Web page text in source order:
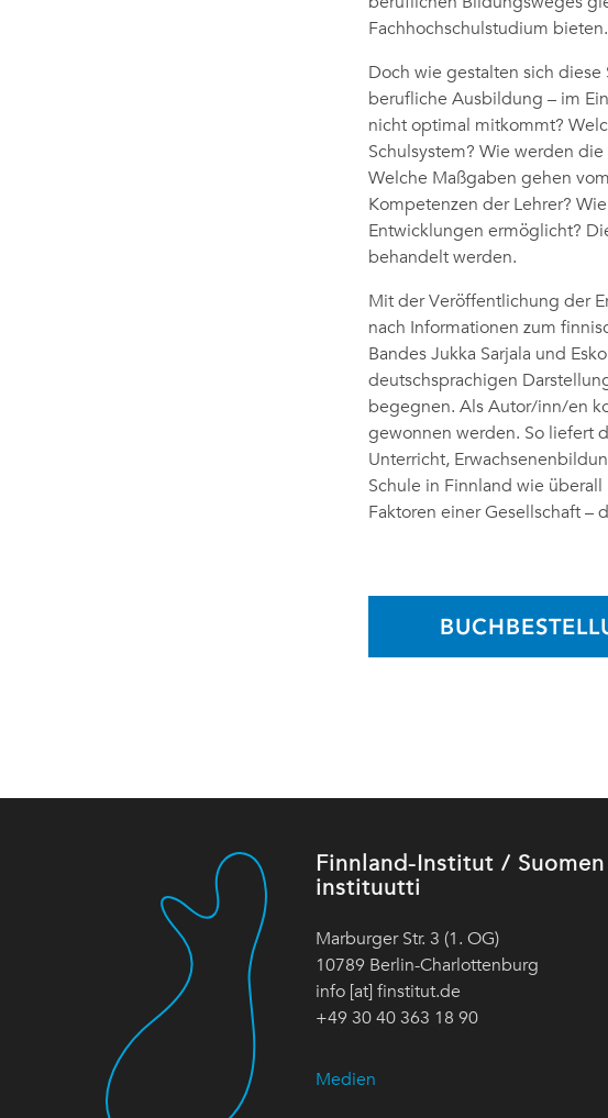
Fachhochschulstudium bieten.
Doch wie gestalten sich
berufliche Ausbildung – im
nicht optimal mitkommt?
Schulsystem? Wie werden
Welche Maßgaben gehen
Kompetenzen der Lehrer?
Entwicklungen ermöglicht?
behandelt werden.
Mit der Veröffentlichung der
nach Informationen zum
Bandes Jukka Sarjala und
deutschsprachigen
begegnen. Als Autor/inn/en
gewonnen werden. So liefert
Unterricht,
Schule in Finnland wie
Faktoren einer Gesellschaft –
Finnland-Institut / Suomen
instituutti
Marburger Str. 3 (1. OG)
10789 Berlin-Charlottenburg
info [at] finstitut.de
+49 30 40 363 18 90
Medien